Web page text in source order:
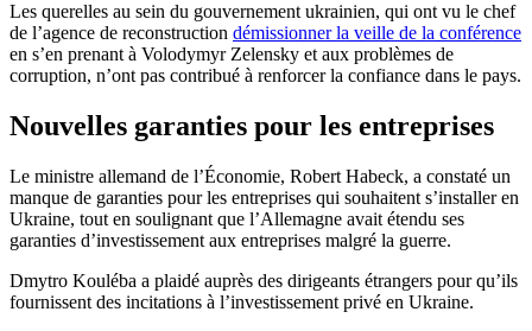
Les querelles au sein du gouvernement ukrainien, qui ont vu le chef
de l’agence de reconstruction démissionner la veille de la conférence
en s’en prenant à Volodymyr Zelensky et aux problèmes de
corruption, n’ont pas contribué à renforcer la confiance dans le pays.
Nouvelles garanties pour les entreprises
Le ministre allemand de l’Économie, Robert Habeck, a constaté un
manque de garanties pour les entreprises qui souhaitent s’installer en
Ukraine, tout en soulignant que l’Allemagne avait étendu ses
garanties d’investissement aux entreprises malgré la guerre.
Dmytro Kouléba a plaidé auprès des dirigeants étrangers pour qu’ils
fournissent des incitations à l’investissement privé en Ukraine.